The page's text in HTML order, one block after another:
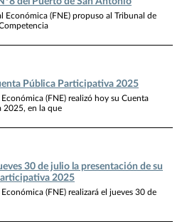
Económica (FNE) propuso al Tribunal de
Pública Participativa 2025
(FNE) realizó hoy su Cuenta
2025, en la que
30 de julio la presentación de su
2025
(FNE) realizará el jueves 30 de